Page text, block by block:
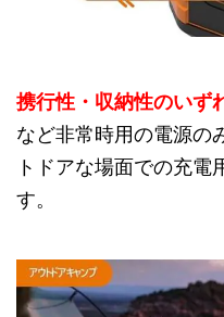
携行性・収納性のいず
など非常時用の電源の
トドアな場面での充電
す。